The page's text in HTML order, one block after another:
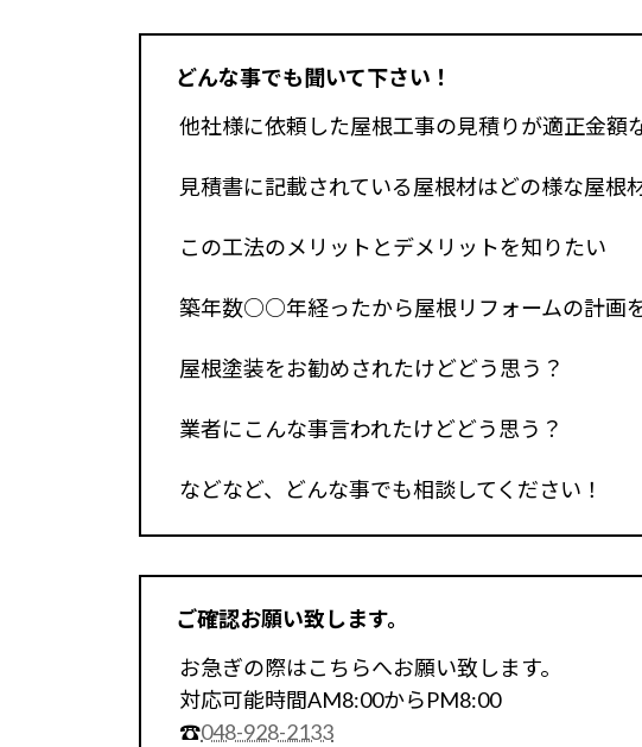
どんな事でも聞いて下さい！
他社様に依頼した屋根工事の見積りが適正金額
見積書に記載されている屋根材はどの様な屋根
この工法のメリットとデメリットを知りたい
築年数○○年経ったから屋根リフォームの計画
屋根塗装をお勧めされたけどどう思う？
業者にこんな事言われたけどどう思う？
などなど、どんな事でも相談してください！
ご確認お願い致します。
お急ぎの際はこちらへお願い致します。
対応可能時間AM8:00からPM8:00
☎048-928-2133